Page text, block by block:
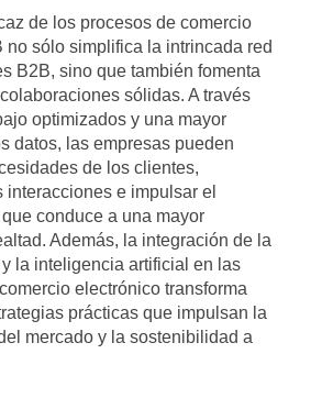
de los procesos de comercio
no sólo simplifica la intrincada red
B2B, sino que también fomenta
sólidas. A través
optimizados y una mayor
datos, las empresas pueden
de los clientes,
interacciones e impulsar el
conduce a una mayor
Además, la integración de la
la inteligencia artificial en las
electrónico transforma
prácticas que impulsan la
mercado y la sostenibilidad a